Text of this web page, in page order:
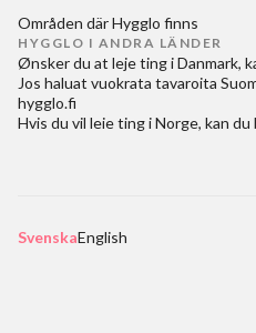
Områden där Hygglo finns
HYGGLO I ANDRA LÄNDER
Ønsker du at leje ting i Danmark,
Jos haluat vuokrata tavaroita
hygglo.fi
Hvis du vil leie ting i Norge, kan
SvenskaEnglish